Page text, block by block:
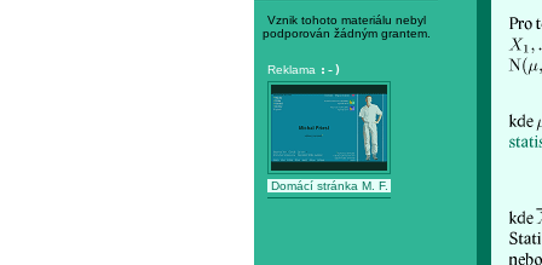
Vznik tohoto materiálu nebyl
podporován žádným grantem.
Reklama :-)
Domácí stránka M. F.